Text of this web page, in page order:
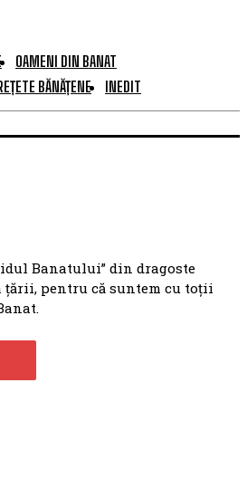
OAMENI DIN BANAT
BĂNĂȚENE INEDIT
Banatului” din dragoste
țării, pentru că suntem cu toții